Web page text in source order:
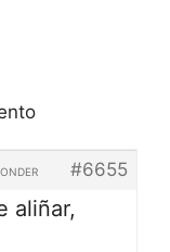
#6655
aliñar,